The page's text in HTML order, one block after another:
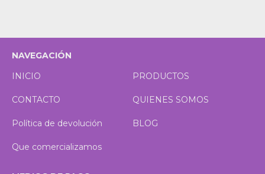
NAVEGACIÓN
INICIO
PRODUCTOS
CONTACTO QUIENES SOMOS
Política de devolución BLOG
Que comercializamos